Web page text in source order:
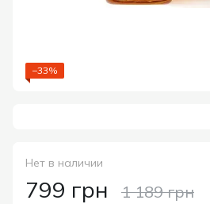
−33%
Нет в наличии
799 грн 1 189 грн